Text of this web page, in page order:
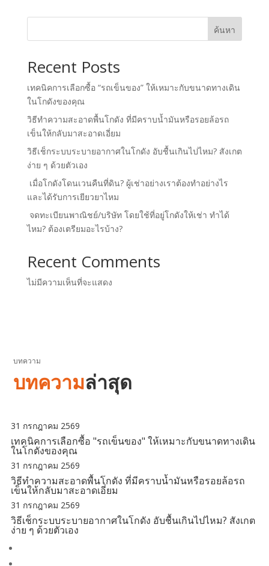
ค้นหา
Recent Posts
เทคนิคการเลือกซื้อ “รถเข็นของ” ให้เหมาะกับขนาดทางเดิน
ในโกดังของคุณ
วิธีทำความสะอาดพื้นโกดัง ที่มีคราบน้ำมันหรือรอยล้อรถ
เข็นให้กลับมาสะอาดเอี่ยม
วิธีเช็กระบบระบายอากาศในโกดัง อับชื้นเกินไปไหม? สังเกต
ง่าย ๆ ด้วยตัวเอง
เมื่อโกดังโดนเวนคืนที่ดิน? ผู้เช่าอย่างเราต้องทำอย่างไร
และได้รับการเยียวยาไหม
จดทะเบียนพาณิชย์/บริษัท โดยใช้ที่อยู่โกดังให้เช่า ทำได้
ไหม? ต้องเตรียมอะไรบ้าง?
Recent Comments
ไม่มีความเห็นที่จะแสดง
บทความ
บทความล่าสุด
31 กรกฎาคม 2569
เทคนิคการเลือกซื้อ "รถเข็นของ" ให้เหมาะกับขนาดทางเดิน
ในโกดังของคุณ
31 กรกฎาคม 2569
วิธีทำความสะอาดพื้นโกดัง ที่มีคราบน้ำมันหรือรอยล้อรถ
เข็นให้กลับมาสะอาดเอี่ยม
31 กรกฎาคม 2569
วิธีเช็กระบบระบายอากาศในโกดัง อับชื้นเกินไปไหม? สังเกต
ง่าย ๆ ด้วยตัวเอง